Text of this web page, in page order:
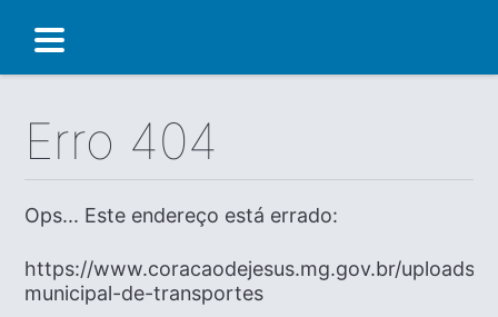
Erro 404
Ops... Este endereço está errado:
https://www.coracaodejesus.mg.gov.br/uploads/
municipal-de-transportes